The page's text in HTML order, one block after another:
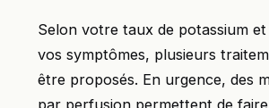
Selon votre taux de potassium
vos symptômes, plusieurs
être proposés. En urgence, des
par perfusion permettent de